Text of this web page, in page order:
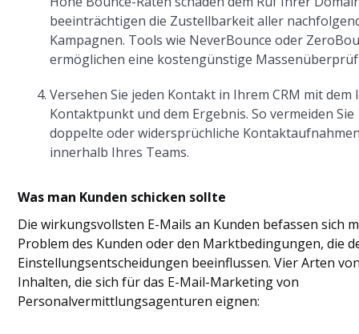
beeinträchtigen die Zustellbarkeit aller
Kampagnen. Tools wie NeverBounce oder
ermöglichen eine kostengünstige
Versehen Sie jeden Kontakt in Ihrem CRM mit dem
Kontaktpunkt und dem Ergebnis. So vermeiden Sie
doppelte oder widersprüchliche
innerhalb Ihres Teams.
Was man Kunden schicken sollte
Die wirkungsvollsten E-Mails an Kunden befassen sich
Problem des Kunden oder den Marktbedingungen, die
Einstellungsentscheidungen beeinflussen. Vier Arten
Inhalten, die sich für das E-Mail-Marketing von
Personalvermittlungsagenturen eignen: